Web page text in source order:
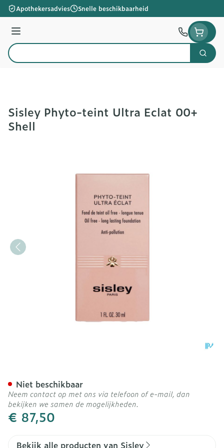
Ga naar de inhoud
Apothekersadvies Snelle beschikbaarheid
Menu
Product, merk, categorie...
Zoek
Sisley Phyto-teint Ultra Eclat 00+
Shell
€ 87,50
Niet beschikbaar
Neem contact op met ons via telefoon of e-mail, dan
bekijken we samen de mogelijkheden.
Bekijk alle producten van Sisley